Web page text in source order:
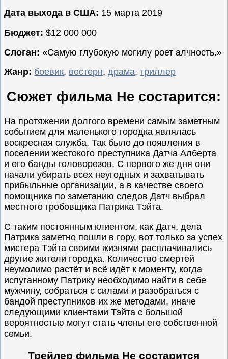
Фантастика
Новинки
кино
Дата выхода в США: 15 марта 2019
Бюджет: $12 000 000
Слоган: «Самую глубокую могилу роет алчность.»
Жанр: боевик, вестерн,драма,триллер
Сюжет фильма Не состарится:
На протяжении долгого времени самым заметным
событием для маленького городка являлась
воскресная служба. Так было до появления в
поселении жестокого преступника Датча Алберта
и его банды головорезов. С первого же дня они
начали убирать всех неугодных и захватывать
прибыльные организации, а в качестве своего
помощника по заметанию следов Датч выбрал
местного гробовщика Патрика Тэйта.
С таким постоянным клиентом, как Датч, дела
Патрика заметно пошли в гору, вот только за успех
мистера Тэйта своими жизнями расплачивались
другие жители городка. Количество смертей
неумолимо растёт и всё идёт к моменту, когда
испуганному Патрику необходимо найти в себе
мужчину, собраться с силами и разобраться с
бандой преступников их же методами, иначе
следующими клиентами Тэйта с большой
вероятностью могут стать члены его собственной
семьи.
Трейлер фильма Не состарится